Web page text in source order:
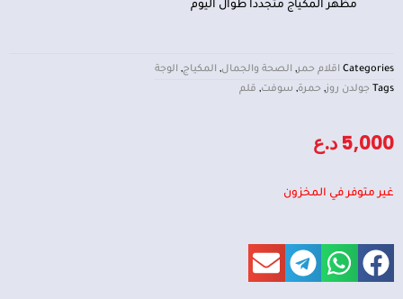
مظهر المكياج متجدداً طوال اليوم
Categories اقلام حمر, الصحة والجمال, المكياج, الوجة
Tags جولدن روز, حمرة, سوفت, قلم
5,000 د.ع
غير متوفر في المخزون